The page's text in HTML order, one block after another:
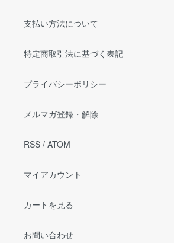
支払い方法について
特定商取引法に基づく表記
プライバシーポリシー
メルマガ登録・解除
RSS / ATOM
マイアカウント
カートを見る
お問い合わせ